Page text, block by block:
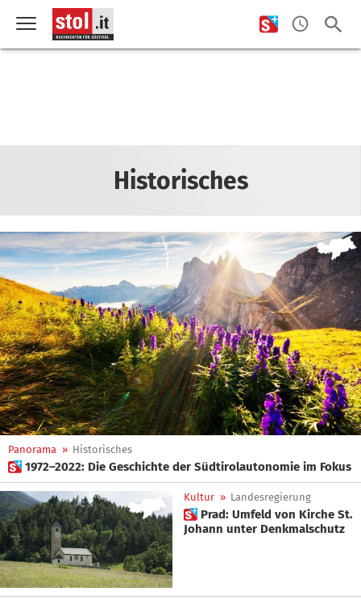
Historisches
Panorama » Historisches
 1972–2022: Die Geschichte der Südtirolautonomie im Fokus
Kultur » Landesregierung
 Prad: Umfeld von Kirche St.
Johann unter Denkmalschutz